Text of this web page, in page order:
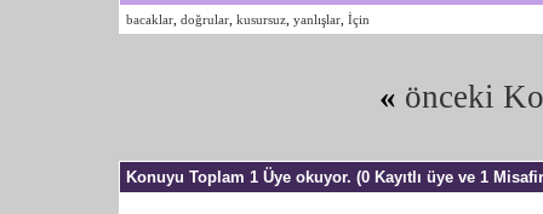
bacaklar doğrular kusursuz yanlışlar İçin
« önceki
Konuyu Toplam 1 Üye okuyor. (0 Kayıtlı üye ve 1